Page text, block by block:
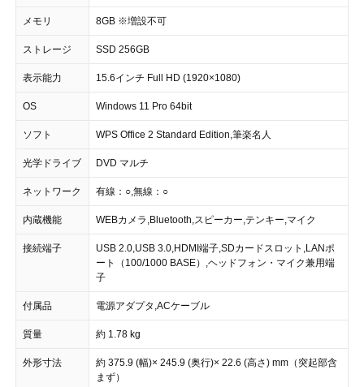
メモリ 8GB ※増設不可
ストレージ SSD 256GB
表示能力 15.6インチ Full HD (1920×1080)
OS Windows 11 Pro 64bit
ソフト WPS Office 2 Standard Edition,筆楽名人
光学ドライブ DVD マルチ
ネットワーク 有線：○,無線：○
内蔵機能 WEBカメラ,Bluetooth,スピーカー,テンキー,マイク
接続端子
USB 2.0,USB 3.0,HDMI端子,SDカードスロット,LANポ
ート（100/1000 BASE）,ヘッドフォン・マイク兼用端
子
付属品 電源アダプタ,ACケーブル
質量 約 1.78 kg
外形寸法
約 375.9 (幅)× 245.9 (奥行)× 22.6 (高さ) mm（突起部含
まず）